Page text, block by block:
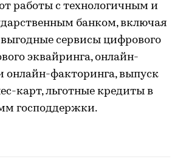
работы с технологичным и
банком, включая
сервисы цифрового
эквайринга, онлайн-
онлайн-факторинга, выпуск
карт, льготные кредиты в
господдержки.